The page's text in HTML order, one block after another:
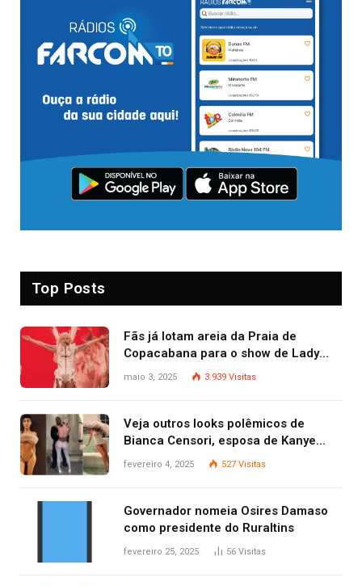
Top Posts
Fãs já lotam areia da Praia de
Copacabana para o show de Lady
Gaga
maio 3, 2025 3.939 Visitas
Veja outros looks polêmicos de
Bianca Censori, esposa de Kanye
West que apareceu nua no Grammy
fevereiro 4, 2025 527 Visitas
Governador nomeia Osires Damaso
como presidente do Ruraltins
fevereiro 25, 2025 56 Visitas